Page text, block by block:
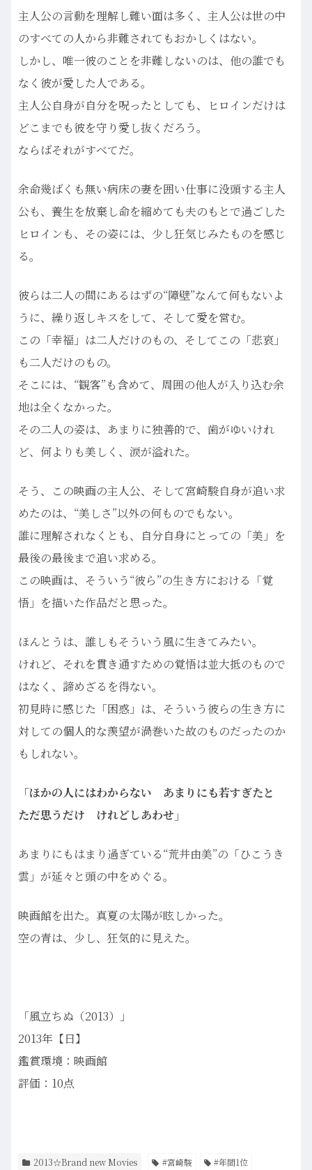
主人公の言動を理解し難い面は多く、主人公は世の中
のすべての人から非難されてもおかしくはない。
しかし、唯一彼のことを非難しないのは、他の誰でも
なく彼が愛した人である。
主人公自身が自分を呪ったとしても、ヒロインだけは
どこまでも彼を守り愛し抜くだろう。
ならばそれがすべてだ。
余命幾ばくも無い病床の妻を囲い仕事に没頭する主人
公も、養生を放棄し命を縮めても夫のもとで過ごした
ヒロインも、その姿には、少し狂気じみたものを感じ
る。
彼らは二人の間にあるはずの“障壁”なんて何もないよ
うに、繰り返しキスをして、そして愛を営む。
この「幸福」は二人だけのもの、そしてこの「悲哀」
も二人だけのもの。
そこには、“観客”も含めて、周囲の他人が入り込む余
地は全くなかった。
その二人の姿は、あまりに独善的で、歯がゆいけれ
ど、何よりも美しく、涙が溢れた。
そう、この映画の主人公、そして宮崎駿自身が追い求
めたのは、“美しさ”以外の何ものでもない。
誰に理解されなくとも、自分自身にとっての「美」を
最後の最後まで追い求める。
この映画は、そういう“彼ら”の生き方における「覚
悟」を描いた作品だと思った。
ほんとうは、誰しもそういう風に生きてみたい。
けれど、それを貫き通すための覚悟は並大抵のもので
はなく、諦めざるを得ない。
初見時に感じた「困惑」は、そういう彼らの生き方に
対しての個人的な羨望が渦巻いた故のものだったのか
もしれない。
「ほかの人にはわからない あまりにも若すぎたと
ただ思うだけ けれどしあわせ」
あまりにもはまり過ぎている“荒井由美”の「ひこうき
雲」が延々と頭の中をめぐる。
映画館を出た。真夏の太陽が眩しかった。
空の青は、少し、狂気的に見えた。
「風立ちぬ（2013）」
2013年【日】
鑑賞環境：映画館
評価：10点
2013☆Brand new Movies #宮崎駿 #年間1位